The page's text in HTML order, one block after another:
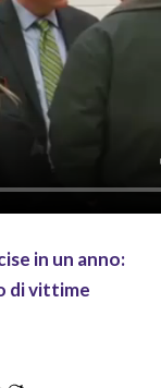
in un anno:
di vittime